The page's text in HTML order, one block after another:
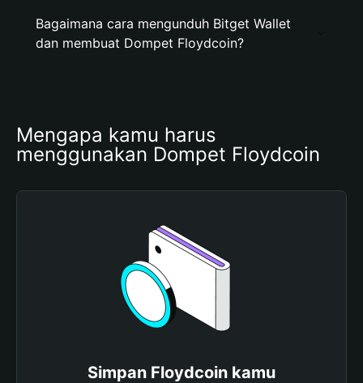
Bagaimana cara mengunduh Bitget Wallet
dan membuat Dompet Floydcoin?
Mengapa kamu harus
menggunakan Dompet Floydcoin
Simpan Floydcoin kamu